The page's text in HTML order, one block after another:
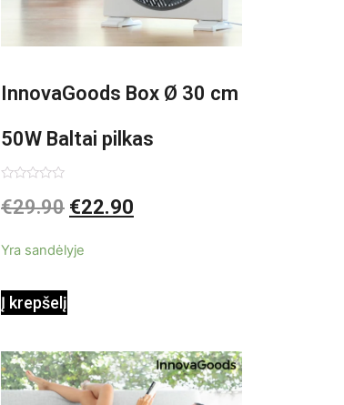
InnovaGoods Box Ø 30 cm
50W Baltai pilkas
pastatomas ventiliatorius
0
iš
€29.90 €22.90
Yra sandėlyje
Į krepšelį